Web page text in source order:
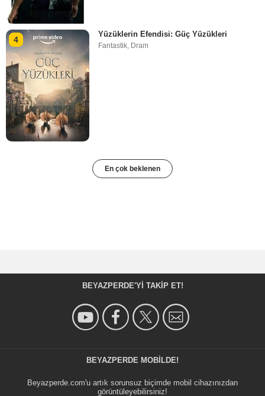
4
Yüzüklerin Efendisi: Güç Yüzükleri
Fantastik, Dram
En çok beklenen
BEYAZPERDE'YI TAKIP ET!
BEYAZPERDE MOBILDE!
Beyazperde.com'u artık sorunsuz biçimde mobil cihazınızdan
görüntüleyebilirsiniz!